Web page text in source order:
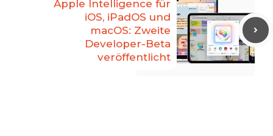
Apple Intelligence für
iOS, iPadOS und
macOS: Zweite
Developer-Beta
veröffentlicht